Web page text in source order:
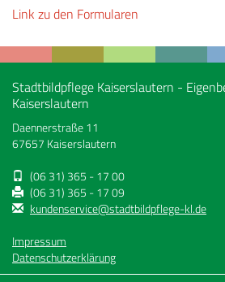
Link zu den Formularen
Stadtbildpflege Kaiserslautern -
Kaiserslautern
Daennerstraße 11
67657 Kaiserslautern
(06 31) 365 - 17 00
(06 31) 365 - 17 09
kundenservice@stadtbildpflege-kl.de
Impressum
Datenschutzerklärung